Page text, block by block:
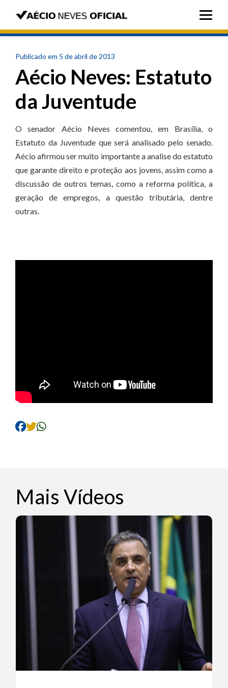
Publicado em 5 de abril de 2013
Aécio Neves: Estatuto
da Juventude
O senador Aécio Neves comentou, em Brasília, o
Estatuto da Juventude que será analisado pelo senado.
Aécio afirmou ser muito importante a analise do estatuto
que garante direito e proteção aos jovens, assim como a
discussão de outros temas, como a reforma política, a
geração de empregos, a questão tributária, dentre
outras.
Mais Vídeos